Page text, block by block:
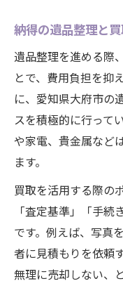
安心して任
遺品整理で迷
遺品整理
大府市で
思い出の
遺品整理
不用品の
大府市で知る
安心でき
大府市で遺
納得の遺品整理と
遺品整理を進める際
とで、費用負担を抑
に、愛知県大府市の
スを積極的に行って
や家電、貴金属など
ます。
買取を活用する際の
「査定基準」「手
です。例えば、写真
者に見積もりを依頼
無理に売却しない、